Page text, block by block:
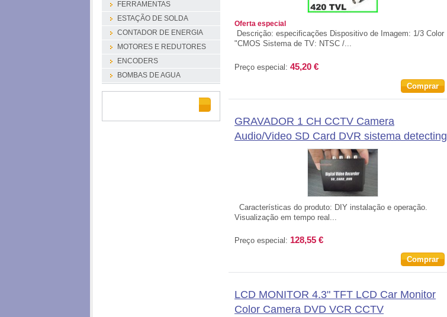
Oferta especial
Descrição: especificações Dispositivo de Imagem: 1/3 Color
"CMOS Sistema de TV: NTSC /...
Preço especial: 45,20 €
Comprar
GRAVADOR 1 CH CCTV Camera
Audio/Video SD Card DVR sistema detecting
Características do produto: DIY instalação e operação.
Visualização em tempo real...
Preço especial: 128,55 €
Comprar
LCD MONITOR 4.3" TFT LCD Car Monitor
Color Camera DVD VCR CCTV
FERRAMENTAS
ESTAÇÃO DE SOLDA
CONTADOR DE ENERGIA
MOTORES E REDUTORES
ENCODERS
BOMBAS DE AGUA